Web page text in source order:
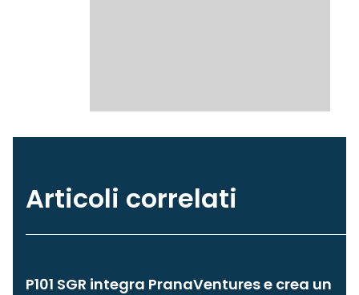
Articoli correlati
P101 SGR integra PranaVentures e crea un